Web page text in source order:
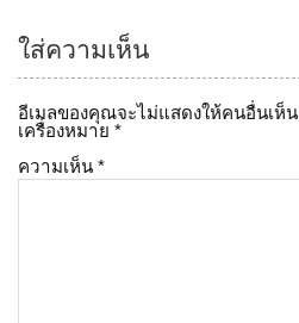
ใส่ความเห็น
อีเมลของคุณจะไม่แสดงให้คนอื่นเห็น
เครื่องหมาย*
ความเห็น*